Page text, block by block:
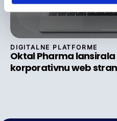
DIGITALNE PLATFORME
Oktal Pharma
korporativnu web